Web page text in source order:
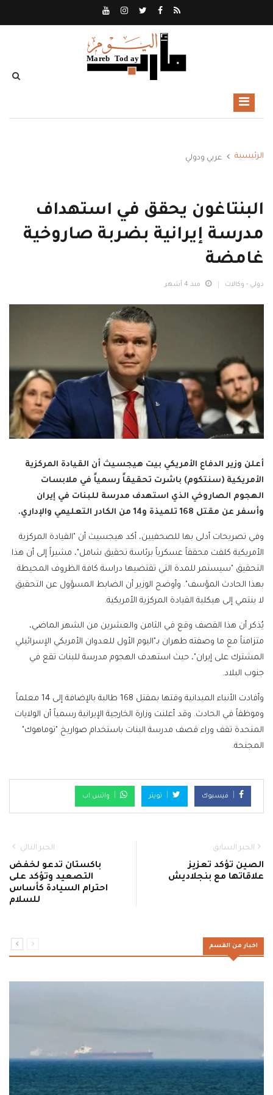
الرئيسية عربي ودولي
البنتاغون يحقق في استهداف
مدرسة إيرانية بضربة صاروخية
غامضة
دولي - وكالات منذ 4 أشهر
أعلن وزير الدفاع الأمريكي بيت هيجسيث أن القيادة المركزية
الأمريكية (سنتكوم) باشرت تحقيقاً رسمياً في ملابسات
الهجوم الصاروخي الذي استهدف مدرسة للبنات في إيران
وأسفر عن مقتل 168 تلميذة و14 من الكادر التعليمي والإداري.
وفي تصريحات أدلى بها للصحفيين، أكد هيجسيث أن "القيادة المركزية
الأمريكية كلفت محققاً عسكرياً برئاسة تحقيق شامل"، مشيراً إلى أن هذا
التحقيق "سيستمر للمدة التي تقتضيها دراسة كافة الظروف المحيطة
بهذا الحادث المؤسف". وأوضح الوزير أن الضابط المسؤول عن التحقيق
لا ينتمي إلى هيكلية القيادة المركزية الأمريكية.
يُذكر أن هذا القصف وقع في الثامن والعشرين من الشهر الماضي،
متزامناً مع ما وصفته طهران بـ"اليوم الأول للعدوان الأمريكي الإسرائيلي
المشترك على إيران"، حيث استهدف الهجوم مدرسة للبنات تقع في
جنوب البلاد.
وأفادت الأنباء الميدانية وقتها بمقتل 168 طالبة بالإضافة إلى 14 معلماً
وموظفاً في الحادث. وقد أعلنت وزارة الخارجية الإيرانية رسمياً أن الولايات
المتحدة تقف وراء قصف مدرسة البنات باستخدام صواريخ "توماهوك"
المجنحة.
فيسبوك تويتر واتس اب
الخبر السابق
الصين تؤكد تعزيز
علاقاتها مع بنجلاديش
الخبر التالي
باكستان تدعو لخفض
التصعيد وتؤكد على
احترام السيادة كأساس
للسلام
اخبار من القسم